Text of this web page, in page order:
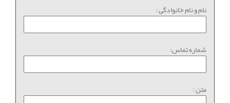
نام و نام خانوادگی :
شماره تماس:
متن :